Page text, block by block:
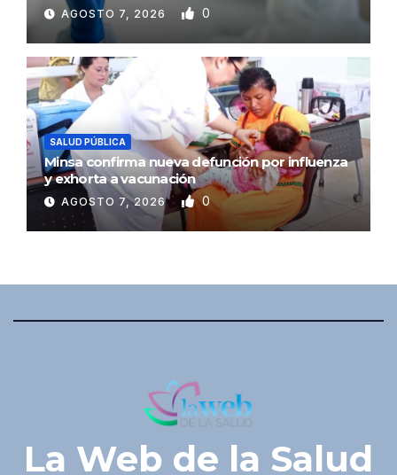
AGOSTO 7, 2026 0
SALUD PÚBLICA
Minsa confirma nueva defunción por influenza
y exhorta a vacunación
AGOSTO 7, 2026 0
La Web de la Salud